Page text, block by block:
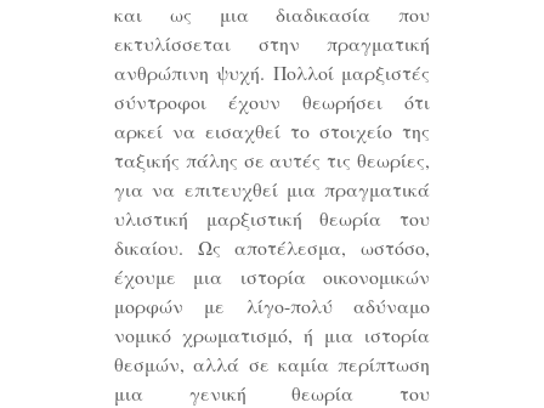
και ως μια διαδικασία που
εκτυλίσσεται στην πραγματική
ανθρώπινη ψυχή. Πολλοί μαρξιστές
σύντροφοι έχουν θεωρήσει ότι
αρκεί να εισαχθεί το στοιχείο της
ταξικής πάλης σε αυτές τις θεωρίες,
για να επιτευχθεί μια πραγματικά
υλιστική μαρξιστική θεωρία του
δικαίου. Ως αποτέλεσμα, ωστόσο,
έχουμε μια ιστορία οικονομικών
μορφών με λίγο-πολύ αδύναμο
νομικό χρωματισμό, ή μια ιστορία
θεσμών, αλλά σε καμία περίπτωση
μια γενική θεωρία του